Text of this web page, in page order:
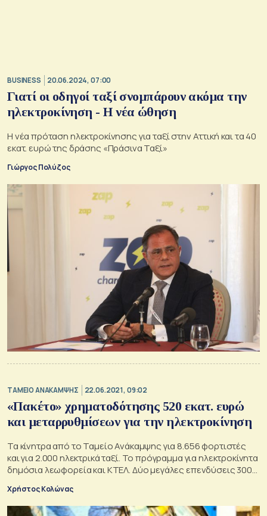
BUSINESS 20.06.2024, 07:00
Γιατί οι οδηγοί ταξί σνομπάρουν ακόμα την
ηλεκτροκίνηση - Η νέα ώθηση
Η νέα πρόταση ηλεκτροκίνησης για ταξί στην Αττική και τα 40
εκατ. ευρώ της δράσης «Πράσινα Ταξί»
Γιώργος Πολύζος
ΤΑΜΕΙΟ ΑΝΑΚΑΜΨΗΣ 22.06.2021, 09:02
«Πακέτο» χρηματοδότησης 520 εκατ. ευρώ
και μεταρρυθμίσεων για την ηλεκτροκίνηση
Τα κίνητρα από το Ταμείο Ανάκαμψης για 8.656 φορτιστές
και για 2.000 ηλεκτρικά ταξί. Το πρόγραμμα για ηλεκτροκίνητα
δημόσια λεωφορεία και ΚΤΕΛ. Δύο μεγάλες επενδύσεις 300
αποθήκευσης CO2
Χρήστος Κολώνας